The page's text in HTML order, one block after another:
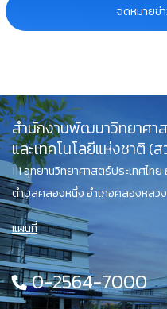
จดหมายข่
สำนักงานพัฒนาวิทยาศา
และเทคโนโลยีแห่งชาติ (
111 อุทยานวิทยาศาสตร์ประเทศไท
ตำบลคลองหนึ่ง อำเภอคลองหลว
แผนที่
0-2564-7000